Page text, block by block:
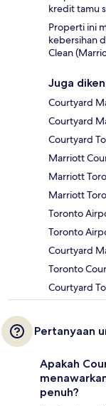
kredit tamu
Properti ini
kebersihan
Clean
Juga
Courtyard
Courtyard
Courtyard
Marriott
Marriott
Marriott
Toronto
Toronto
Courtyard
Toronto
Courtyard
Pertanyaan
Apakah
penuh?